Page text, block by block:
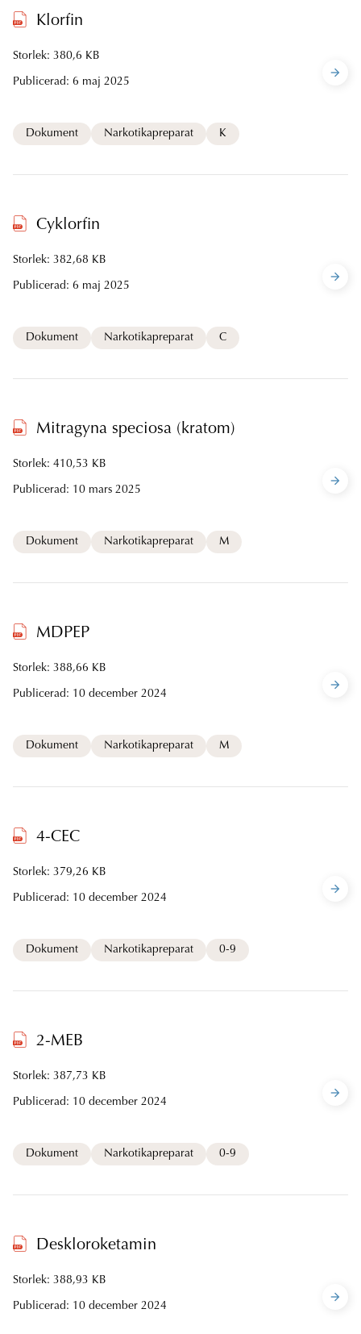
Klorfin
Storlek: 380,6 KB
Publicerad: 6 maj 2025
Dokument Narkotikapreparat K
Cyklorfin
Storlek: 382,68 KB
Publicerad: 6 maj 2025
Dokument Narkotikapreparat C
Mitragyna speciosa (kratom)
Storlek: 410,53 KB
Publicerad: 10 mars 2025
Dokument Narkotikapreparat M
MDPEP
Storlek: 388,66 KB
Publicerad: 10 december 2024
Dokument Narkotikapreparat M
4-CEC
Storlek: 379,26 KB
Publicerad: 10 december 2024
Dokument Narkotikapreparat 0-9
2-MEB
Storlek: 387,73 KB
Publicerad: 10 december 2024
Dokument Narkotikapreparat 0-9
Deskloroketamin
Storlek: 388,93 KB
Publicerad: 10 december 2024